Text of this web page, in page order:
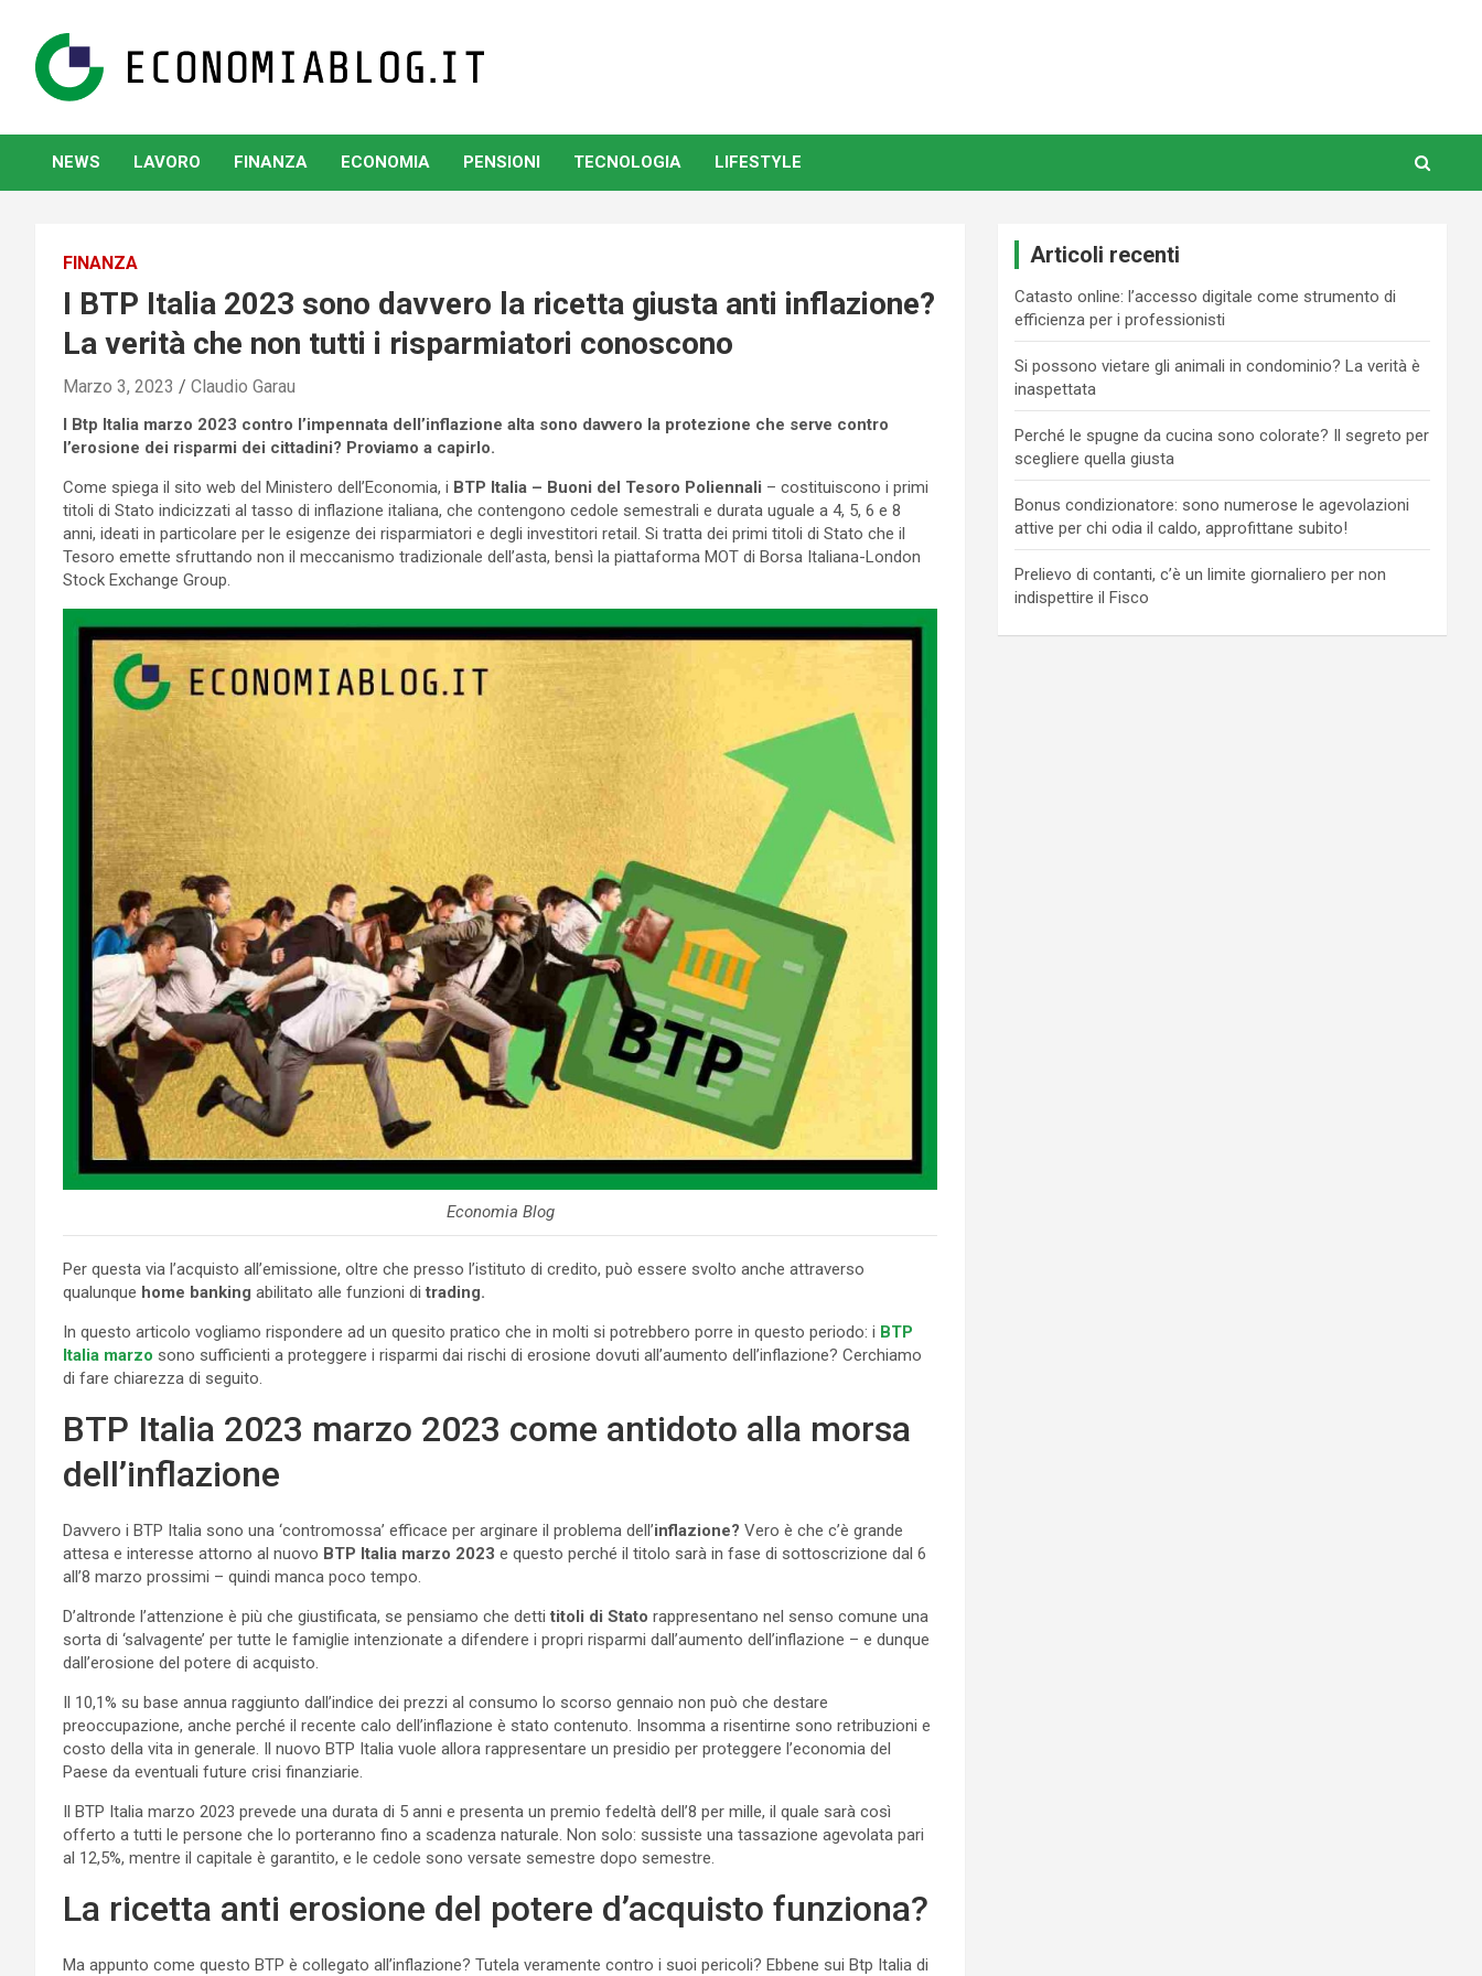
content
www.economiablog.it
NEWS LAVORO FINANZA ECONOMIA PENSIONI TECNOLOGIA LIFESTYLE
FINANZA
I BTP Italia 2023 sono davvero la ricetta giusta anti inflazione?
La verità che non tutti i risparmiatori conoscono
Marzo 3, 2023 Claudio Garau
I Btp Italia marzo 2023 contro l’impennata dell’inflazione alta sono davvero la protezione che serve contro
l’erosione dei risparmi dei cittadini? Proviamo a capirlo.
Come spiega il sito web del Ministero dell’Economia, i BTP Italia – Buoni del Tesoro Poliennali – costituiscono i primi
titoli di Stato indicizzati al tasso di inflazione italiana, che contengono cedole semestrali e durata uguale a 4, 5, 6 e 8
anni, ideati in particolare per le esigenze dei risparmiatori e degli investitori retail. Si tratta dei primi titoli di Stato che il
Tesoro emette sfruttando non il meccanismo tradizionale dell’asta, bensì la piattaforma MOT di Borsa Italiana-London
Stock Exchange Group.
Economia Blog
Per questa via l’acquisto all’emissione, oltre che presso l’istituto di credito, può essere svolto anche attraverso
qualunque home banking abilitato alle funzioni ditrading.
In questo articolo vogliamo rispondere ad un quesito pratico che in molti si potrebbero porre in questo periodo: i BTP
Italia marzo sono sufficienti a proteggere i risparmi dai rischi di erosione dovuti all’aumento dell’inflazione? Cerchiamo
di fare chiarezza di seguito.
BTP Italia 2023 marzo 2023 come antidoto alla morsa
dell’inflazione
Davvero i BTP Italia sono una ‘contromossa’ efficace per arginare il problema dell’inflazione? Vero è che c’è grande
attesa e interesse attorno al nuovo BTP Italia marzo 2023 e questo perché il titolo sarà in fase di sottoscrizione dal 6
all’8 marzo prossimi – quindi manca poco tempo.
D’altronde l’attenzione è più che giustificata, se pensiamo che dettititoli di Stato rappresentano nel senso comune una
sorta di ‘salvagente’ per tutte le famiglie intenzionate a difendere i propri risparmi dall’aumento dell’inflazione – e dunque
dall’erosione del potere di acquisto.
Il 10,1% su base annua raggiunto dall’indice dei prezzi al consumo lo scorso gennaio non può che destare
preoccupazione, anche perché il recente calo dell’inflazione è stato contenuto. Insomma a risentirne sono retribuzioni e
costo della vita in generale. Il nuovo BTP Italia vuole allora rappresentare un presidio per proteggere l’economia del
Paese da eventuali future crisi finanziarie.
Il BTP Italia marzo 2023 prevede una durata di 5 anni e presenta un premio fedeltà dell’8 per mille, il quale sarà così
offerto a tutti le persone che lo porteranno fino a scadenza naturale. Non solo: sussiste una tassazione agevolata pari
al 12,5%, mentre il capitale è garantito, e le cedole sono versate semestre dopo semestre.
La ricetta anti erosione del potere d’acquisto funziona?
Ma appunto come questo BTP è collegato all’inflazione? Tutela veramente contro i suoi pericoli? Ebbene sui Btp Italia di
Articoli recenti
Catasto online: l’accesso digitale come strumento di
efficienza per i professionisti
Si possono vietare gli animali in condominio? La verità è
inaspettata
Perché le spugne da cucina sono colorate? Il segreto per
scegliere quella giusta
Bonus condizionatore: sono numerose le agevolazioni
attive per chi odia il caldo, approfittane subito!
Prelievo di contanti, c’è un limite giornaliero per non
indispettire il Fisco